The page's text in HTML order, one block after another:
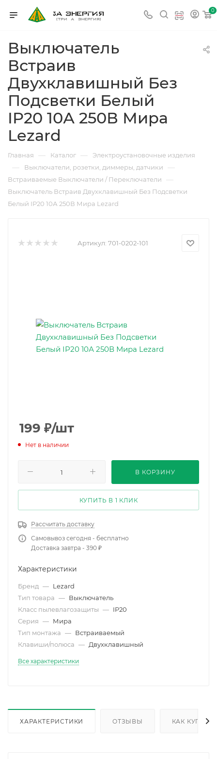
0
Выключатель
Встраив
Двухклавишный Без
Подсветки Белый
IP20 10А 250В Мира
Lezard
Главная — Каталог — Электроустановочные изделия
— Выключатели, розетки, диммеры, датчики —
Встраиваемые Выключатели / Переключатели —
Выключатель Встраив Двухклавишный Без Подсветки
Белый IP20 10А 250В Мира Lezard
Артикул: 701-0202-101
199 ₽/шт
Нет в наличии
В КОРЗИНУ
КУПИТЬ В 1 КЛИК
Рассчитать доставку
Самовывоз сегодня - бесплатно
Доставка завтра - 390 ₽
Характеристики
Бренд — Lezard
Тип товара — Выключатель
Класс пылевлагозащиты — IP20
Серия — Мира
Тип монтажа — Встраиваемый
Клавиши/полюса — Двухклавишный
Все характеристики
ХАРАКТЕРИСТИКИ ОТЗЫВЫ КАК КУПИТЬ